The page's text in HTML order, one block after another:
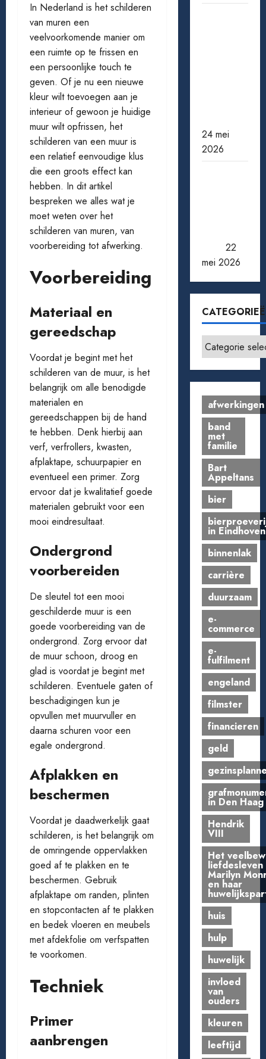
In Nederland is het schilderen
van muren een
veelvoorkomende manier om
een ruimte op te frissen en
een persoonlijke touch te
geven. Of je nu een nieuwe
kleur wilt toevoegen aan je
interieur of gewoon je huidige
muur wilt opfrissen, het
schilderen van een muur is
een relatief eenvoudige klus
die een groots effect kan
hebben. In dit artikel
bespreken we alles wat je
moet weten over het
schilderen van muren, van
voorbereiding tot afwerking.
Voorbereiding
Materiaal en
gereedschap
Voordat je begint met het
schilderen van de muur, is het
belangrijk om alle benodigde
materialen en
gereedschappen bij de hand
te hebben. Denk hierbij aan
verf, verfrollers, kwasten,
afplaktape, schuurpapier en
eventueel een primer. Zorg
ervoor dat je kwalitatief goede
materialen gebruikt voor een
mooi eindresultaat.
Ondergrond
voorbereiden
De sleutel tot een mooi
geschilderde muur is een
goede voorbereiding van de
ondergrond. Zorg ervoor dat
de muur schoon, droog en
glad is voordat je begint met
schilderen. Eventuele gaten of
beschadigingen kun je
opvullen met muurvuller en
daarna schuren voor een
egale ondergrond.
Afplakken en
beschermen
Voordat je daadwerkelijk gaat
schilderen, is het belangrijk om
de omringende oppervlakken
goed af te plakken en te
beschermen. Gebruik
afplaktape om randen, plinten
en stopcontacten af te plakken
en bedek vloeren en meubels
met afdekfolie om verfspatten
te voorkomen.
Techniek
Primer
aanbrengen
24 mei
2026
22
mei 2026
Categorieën
afwerkingen
band
met
familie
Bart
Appeltans
bier
in Eindhoven
binnenlak
carrière
duurzaam
e-
commerce
e-
fulfilment
engeland
filmster
financieren
geld
in Den Haag
Hendrik
VIII
Het
liefdesleven
Marilyn
en haar
huis
hulp
huwelijk
invloed
van
ouders
kleuren
leeftijd